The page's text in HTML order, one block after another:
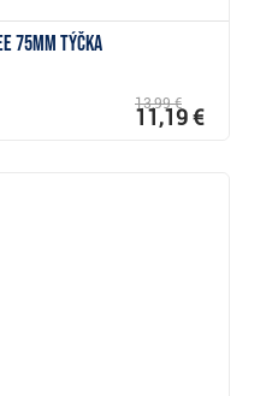
75mm Týčka
13,99 €
11,19 €